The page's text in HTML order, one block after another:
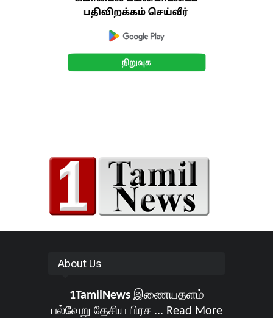
About Us
1TamilNewsஇணையதளம்
பல்வேறு தேசிய பிரச ... Read More